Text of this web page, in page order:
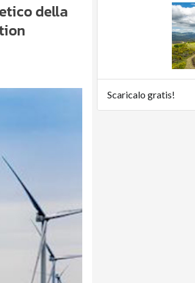
della
Scaricalo gratis!